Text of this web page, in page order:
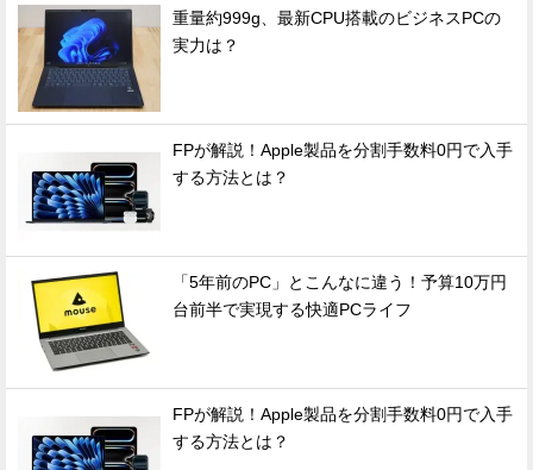
重量約999g、最新CPU搭載のビジネスPCの
実力は？
FPが解説！Apple製品を分割手数料0円で入手
する方法とは？
「5年前のPC」とこんなに違う！予算10万円
台前半で実現する快適PCライフ
FPが解説！Apple製品を分割手数料0円で入手
する方法とは？